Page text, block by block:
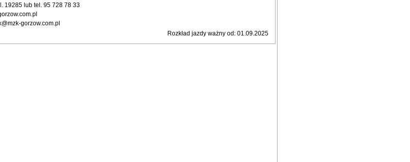
19285 lub tel. 95 728 78 33
gorzow.com.pl
Rozkład jazdy ważny od: 01.09.2025